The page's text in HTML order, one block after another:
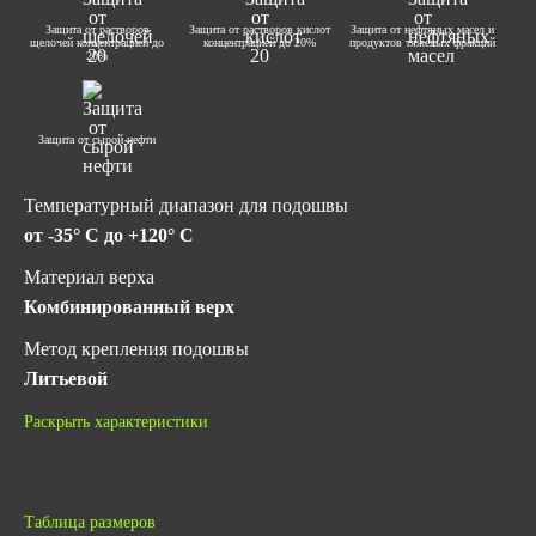
Защита от растворов
щелочей концентрацией до
20%
Защита от растворов кислот
концентрацией до 20%
Защита от нефтяных масел и
продуктов тяжелых фракций
Защита от сырой нефти
Температурный диапазон для подошвы
от -35° C до +120° C
Материал верха
Комбинированный верх
Метод крепления подошвы
Литьевой
Подносок
Металл
Раскрыть характеристики
Таблица размеров